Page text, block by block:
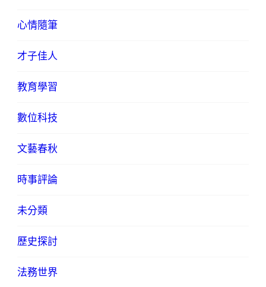
心情隨筆
才子佳人
教育學習
數位科技
文藝春秋
時事評論
未分類
歷史探討
法務世界